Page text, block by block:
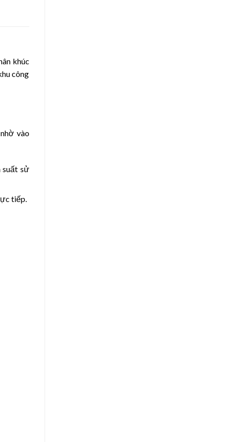
khúc
công
vào
suất sử
tiếp.